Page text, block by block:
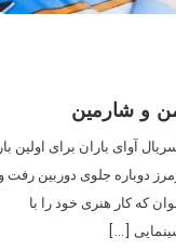
و شارمین
آوای باران برای اولین
دوباره جلوی دوربین رفت
که کار هنری خود را با
[…]